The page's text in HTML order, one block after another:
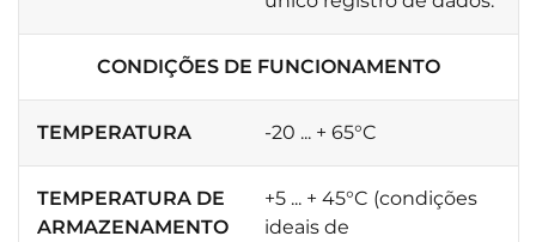
CONDIÇÕES DE FUNCIONAMENTO
TEMPERATURA -20 ... + 65°C
TEMPERATURA DE
ARMAZENAMENTO
+5 ... + 45°C (condições
ideais de